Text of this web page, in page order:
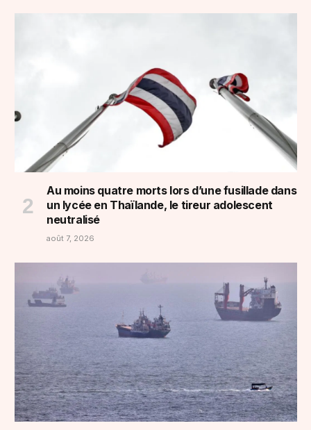
Au moins quatre morts lors d’une fusillade dans
un lycée en Thaïlande, le tireur adolescent
neutralisé
août 7, 2026